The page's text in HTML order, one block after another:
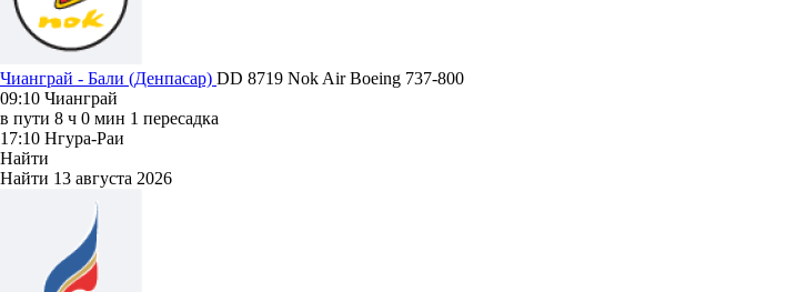
Чианграй - Бали (Денпасар) DD 8719 Nok AirBoeing 737-800
09:10 Чианграй
в пути 8 ч 0 мин 1 пересадка
17:10 Нгура-Раи
Найти
Найти 13 августа 2026